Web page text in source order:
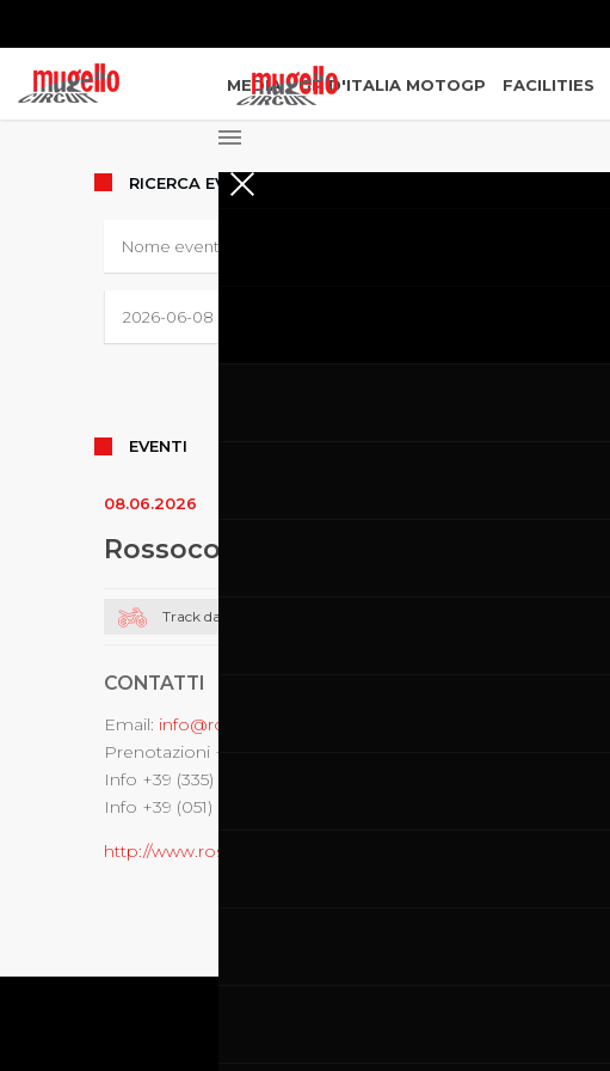
MEDIA GP D'ITALIA MOTOGP FACILITIES
RICERCA EVENTI
EVENTI
08.06.2026
Rossocorsa
Track day moto
CONTATTI
Email: info@rossocorsaonline.com
Prenotazioni +39 (335) 6822261
Info +39 (335) 6343240
Info +39 (051) 6511712
http://www.rossocorsaonline.com